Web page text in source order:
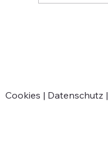
Cookies | Datenschutz |